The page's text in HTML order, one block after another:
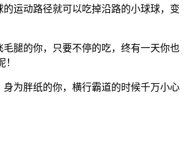
的运动路径就可以吃掉沿路的小球球，变
毛腿的你，只要不停的吃，终有一天你也
身为胖纸的你，横行霸道的时候千万小心